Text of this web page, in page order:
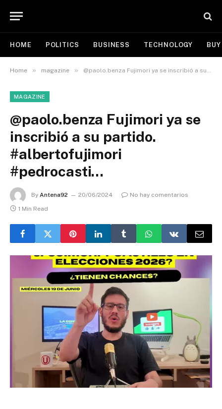
HOME POLITICS BUSINESS TECHNOLOGY
Home » magazine » @paolo.benza Fujimori ya se inscribió a su partido. #albertofujimori #pedrocasti…
MAGAZINE
@paolo.benza Fujimori ya se
inscribió a su partido.
#albertofujimori
#pedrocasti…
By Antena92 20/06/2024
No hay comentarios
1 Min Read